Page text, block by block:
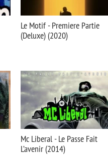
Le Motif - Premiere Partie
(Deluxe) (2020)
Mc Liberal - Le Passe Fait
L’avenir (2014)